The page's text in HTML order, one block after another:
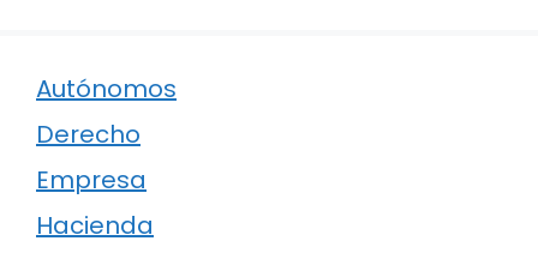
Autónomos
Derecho
Empresa
Hacienda